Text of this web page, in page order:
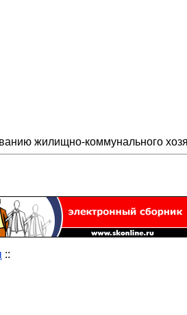
жилищно-коммунального
::